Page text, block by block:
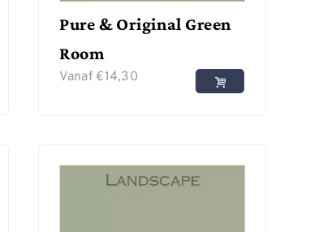
Pure & Original Green
Room
Vanaf €14,30